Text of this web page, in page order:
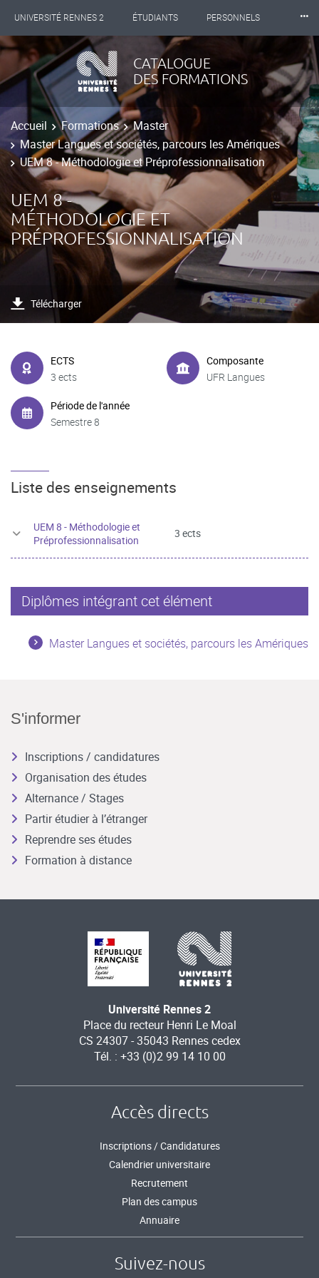
UNIVERSITÉ RENNES 2 ÉTUDIANTS PERSONNELS
INTERNATIONAL PROFESSIONNELS BIBLIOTHÈQUES
LES NOUVELLES DE RENNES 2
⸱⸱⸱
CATALOGUE
DES FORMATIONS
Accueil Formations
Master
Master Langues et sociétés, parcours les Amériques
UEM 8 - Méthodologie et Préprofessionnalisation
UEM 8 -
MÉTHODOLOGIE ET
PRÉPROFESSIONNALISATION
Télécharger
ECTS
3 ects
Composante
UFR Langues
Période de l'année
Semestre 8
Liste des enseignements
UEM 8 - Méthodologie et
Préprofessionnalisation
3 ects
Diplômes intégrant cet élément
Master Langues et sociétés, parcours les Amériques
S'informer
Inscriptions / candidatures
Organisation des études
Alternance / Stages
Partir étudier à l’étranger
Reprendre ses études
Formation à distance
Université Rennes 2
Place du recteur Henri Le Moal
CS 24307 - 35043 Rennes cedex
Tél. : +33 (0)2 99 14 10 00
Accès directs
Inscriptions / Candidatures
Calendrier universitaire
Recrutement
Plan des campus
Annuaire
Suivez-nous